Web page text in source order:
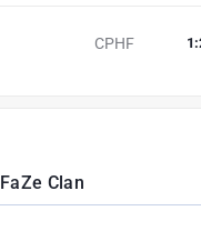
CPHF 1 :
FaZe Clan